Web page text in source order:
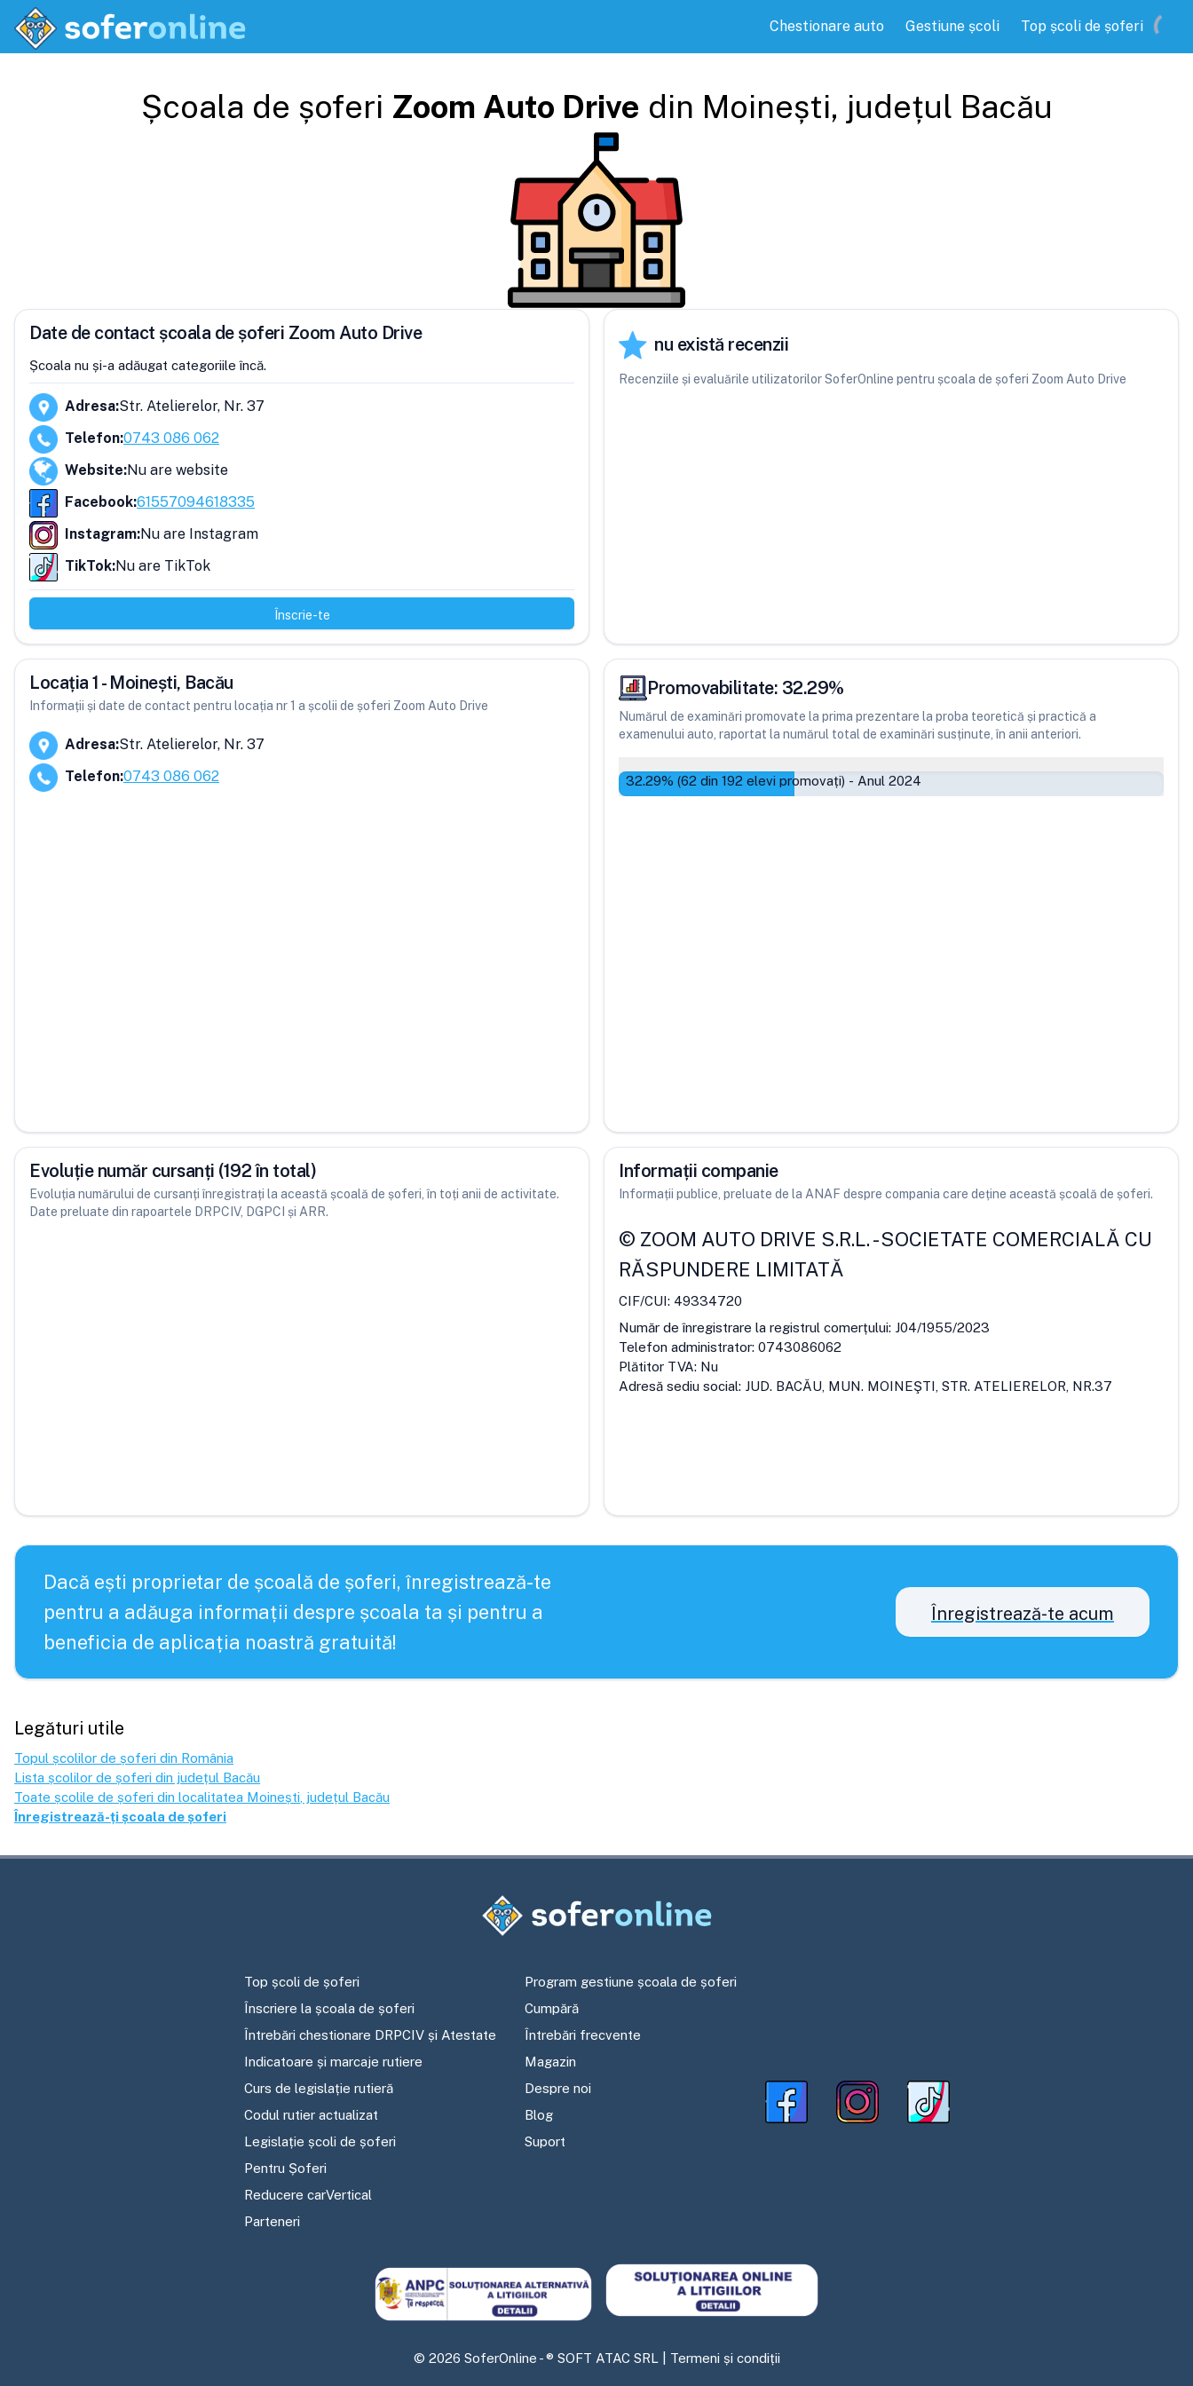
Chestionare auto Gestiune școli Top școli de șoferi
Școala de șoferi Zoom Auto Drive din Moinești, județul Bacău
Date de contact școala de șoferi Zoom Auto Drive
Școala nu și-a adăugat categoriile încă.
Adresa:Str. Atelierelor, Nr. 37
Telefon:0743 086 062
Website:Nu are website
Facebook:61557094618335
Instagram:Nu are Instagram
TikTok:Nu are TikTok
Înscrie-te
nu există recenzii
Recenziile și evaluările utilizatorilor SoferOnline pentru școala de șoferi Zoom Auto Drive
Locația 1 - Moinești, Bacău
Informații și date de contact pentru locația nr 1 a școlii de șoferi Zoom Auto Drive
Adresa:Str. Atelierelor, Nr. 37
Telefon:0743 086 062
Promovabilitate: 32.29%
Numărul de examinări promovate la prima prezentare la proba teoretică și practică a
examenului auto, raportat la numărul total de examinări susținute, în anii anteriori.
32.29% (62 din 192 elevi promovați) - Anul 2024
Evoluție număr cursanți (192 în total)
Evoluția numărului de cursanți înregistrați la această școală de șoferi, în toți anii de activitate.
Date preluate din rapoartele DRPCIV, DGPCI și ARR.
Informații companie
Informații publice, preluate de la ANAF despre compania care deține această școală de șoferi.
© ZOOM AUTO DRIVE S.R.L.-SOCIETATE COMERCIALĂ CU
RĂSPUNDERE LIMITATĂ
CIF/CUI: 49334720
Număr de înregistrare la registrul comerțului: J04/1955/2023
Telefon administrator: 0743086062
Plătitor TVA: Nu
Adresă sediu social: JUD. BACĂU, MUN. MOINEŞTI, STR. ATELIERELOR, NR.37
Dacă ești proprietar de școală de șoferi, înregistrează-te
pentru a adăuga informații despre școala ta și pentru a
beneficia de aplicația noastră gratuită!
Înregistrează-te acum
Legături utile
Topul școlilor de șoferi din România
Lista școlilor de șoferi din județul Bacău
Toate școlile de șoferi din localitatea Moinești , județul Bacău
Înregistrează-ți școala de șoferi
Top școli de șoferi
Înscriere la școala de șoferi
Întrebări chestionare DRPCIV și Atestate
Indicatoare și marcaje rutiere
Curs de legislație rutieră
Codul rutier actualizat
Legislație școli de șoferi
Pentru Șoferi
Reducere carVertical
Parteneri
Program gestiune școala de șoferi
Cumpără
Întrebări frecvente
Magazin
Despre noi
Blog
Suport
© 2026 SoferOnline - ® SOFT ATAC SRL | Termeni și condiții